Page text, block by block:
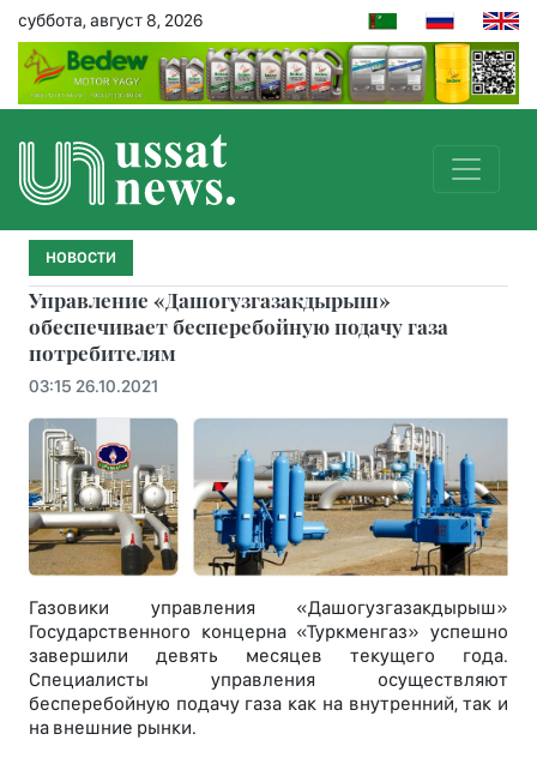
суббота, август 8, 2026
НОВОСТИ
Управление «Дашогузгазакдырыш»
обеспечивает бесперебойную подачу газа
потребителям
03:15 26.10.2021
Газовики управления «Дашогузгазакдырыш»
Государственного концерна «Туркменгаз» успешно
завершили девять месяцев текущего года.
Специалисты управления осуществляют
бесперебойную подачу газа как на внутренний, так и
на внешние рынки.